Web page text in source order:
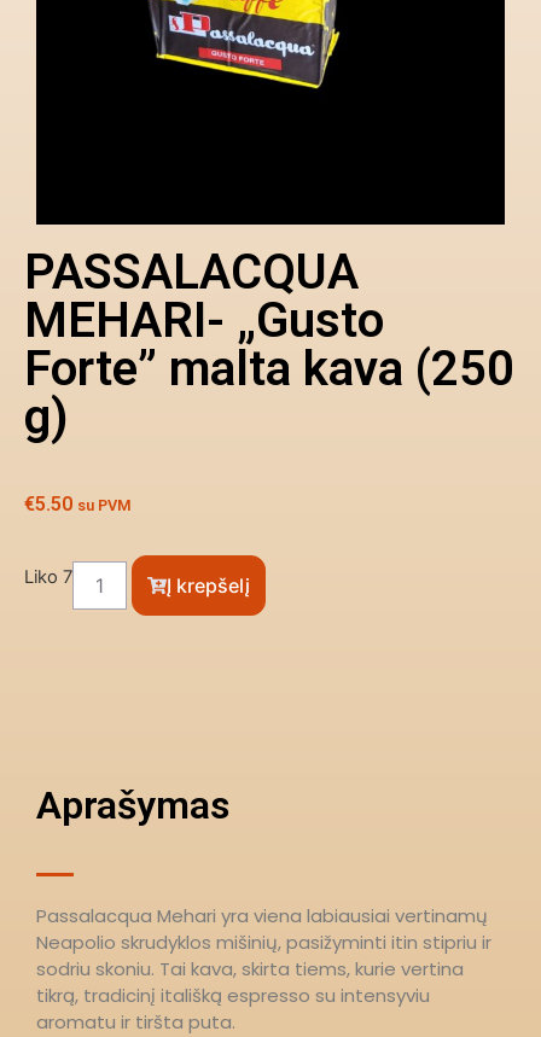
PASSALACQUA
MEHARI- „Gusto
Forte” malta kava (250
g)
€5.50 su PVM
Liko 7 Į krepšelį
Aprašymas
Passalacqua Mehari yra viena labiausiai vertinamų
Neapolio skrudyklos mišinių, pasižyminti itin stipriu ir
sodriu skoniu. Tai kava, skirta tiems, kurie vertina
tikrą, tradicinį itališką espresso su intensyviu
aromatu ir tiršta puta. ​